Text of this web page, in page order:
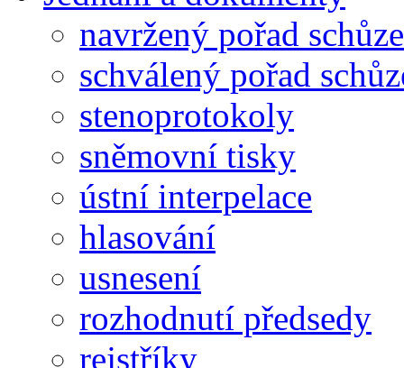
navržený pořad schůze
schválený pořad
stenoprotokoly
sněmovní tisky
ústní interpelace
hlasování
usnesení
rozhodnutí předsedy
rejstříky